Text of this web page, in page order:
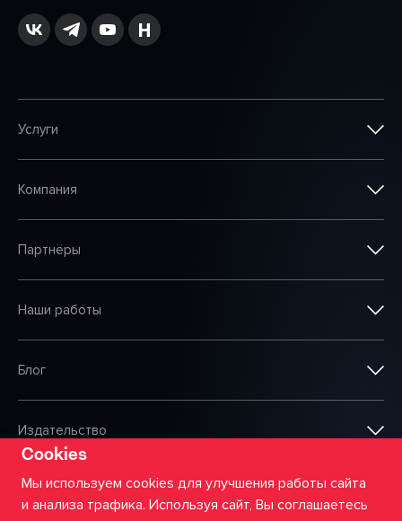
Услуги
Компания
Партнёры
Наши работы
Блог
Издательство
ООО «Сумма АйТи»
Cookies
Мы используем cookies для улучшения работы сайта
и анализа трафика. Используя сайт, Вы соглашаетесь